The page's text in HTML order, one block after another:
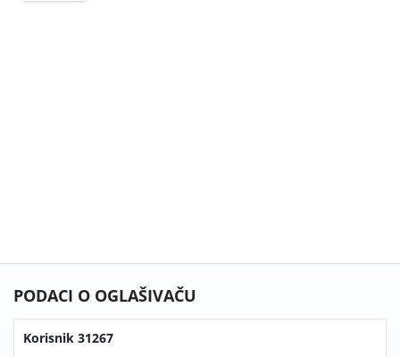
PODACI O OGLAŠIVAČU
Korisnik 31267